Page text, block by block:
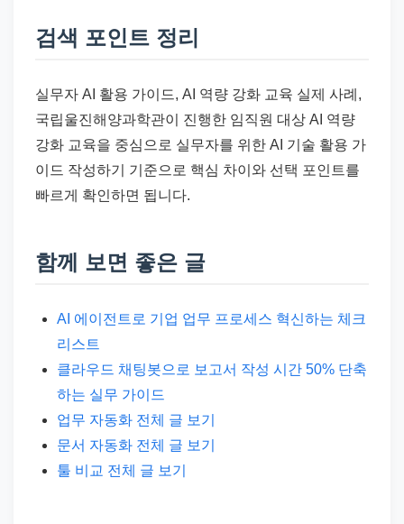
검색 포인트 정리
실무자 AI 활용 가이드, AI 역량 강화 교육 실제 사례,
국립울진해양과학관이 진행한 임직원 대상 AI 역량
강화 교육을 중심으로 실무자를 위한 AI 기술 활용 가
이드 작성하기 기준으로 핵심 차이와 선택 포인트를
빠르게 확인하면 됩니다.
함께 보면 좋은 글
AI 에이전트로 기업 업무 프로세스 혁신하는 체크
리스트
클라우드 채팅봇으로 보고서 작성 시간 50% 단축
하는 실무 가이드
업무 자동화 전체 글 보기
문서 자동화 전체 글 보기
툴 비교 전체 글 보기